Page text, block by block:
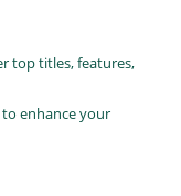
top titles, features,
enhance your